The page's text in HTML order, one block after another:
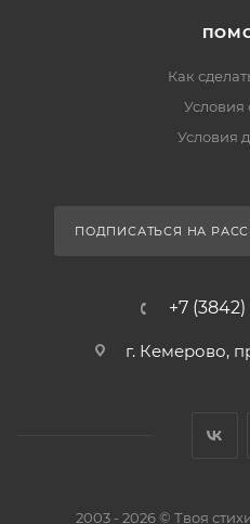
Как
Условия
Условия
ПОДПИСАТЬСЯ НА
+7 (3842)
г. Кемерово,
2003 - 2026 © Твоя